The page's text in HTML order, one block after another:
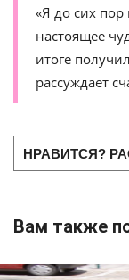
«Я до сих
настоящее
итоге
рассуждает
НРАВИТСЯ?
Вам также